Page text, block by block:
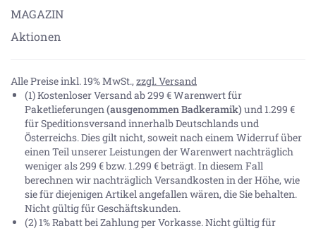
MAGAZIN
Aktionen
Alle Preise inkl. 19% MwSt., zzgl. Versand
(1) Kostenloser Versand ab 299 € Warenwert für
Paketlieferungen(ausgenommen Badkeramik) und 1.299 €
für Speditionsversand innerhalb Deutschlands und
Österreichs. Dies gilt nicht, soweit nach einem Widerruf über
einen Teil unserer Leistungen der Warenwert nachträglich
weniger als 299 € bzw. 1.299 € beträgt. In diesem Fall
berechnen wir nachträglich Versandkosten in der Höhe, wie
sie für diejenigen Artikel angefallen wären, die Sie behalten.
Nicht gültig für Geschäftskunden.
(2) 1% Rabatt bei Zahlung per Vorkasse. Nicht gültig für